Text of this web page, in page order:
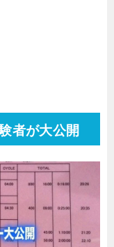
者が大公開